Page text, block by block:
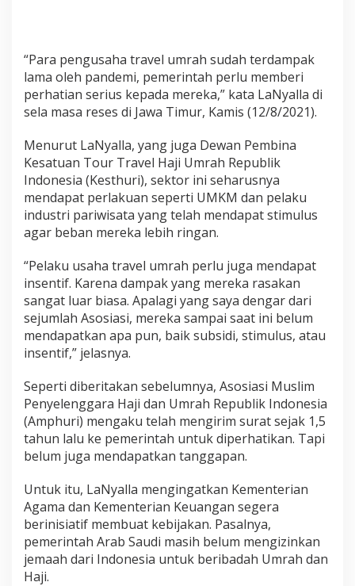
m
r
a
h
“Para pengusaha travel umrah sudah terdampak
lama oleh pandemi, pemerintah perlu memberi
perhatian serius kepada mereka,” kata LaNyalla di
sela masa reses di Jawa Timur, Kamis (12/8/2021).
Menurut LaNyalla, yang juga Dewan Pembina
Kesatuan Tour Travel Haji Umrah Republik
Indonesia (Kesthuri), sektor ini seharusnya
mendapat perlakuan seperti UMKM dan pelaku
industri pariwisata yang telah mendapat stimulus
agar beban mereka lebih ringan.
“Pelaku usaha travel umrah perlu juga mendapat
insentif. Karena dampak yang mereka rasakan
sangat luar biasa. Apalagi yang saya dengar dari
sejumlah Asosiasi, mereka sampai saat ini belum
mendapatkan apa pun, baik subsidi, stimulus, atau
insentif,” jelasnya.
Seperti diberitakan sebelumnya, Asosiasi Muslim
Penyelenggara Haji dan Umrah Republik Indonesia
(Amphuri) mengaku telah mengirim surat sejak 1,5
tahun lalu ke pemerintah untuk diperhatikan. Tapi
belum juga mendapatkan tanggapan.
Untuk itu, LaNyalla mengingatkan Kementerian
Agama dan Kementerian Keuangan segera
berinisiatif membuat kebijakan. Pasalnya,
pemerintah Arab Saudi masih belum mengizinkan
jemaah dari Indonesia untuk beribadah Umrah dan
Haji.